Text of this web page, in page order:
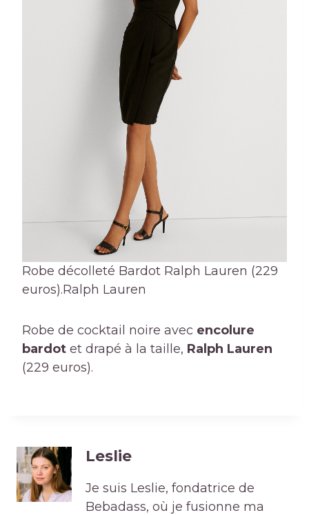
Robe décolleté Bardot Ralph Lauren (229
euros).Ralph Lauren
Robe de cocktail noire avec encolure
bardot et drapé à la taille, Ralph Lauren
(229 euros).
Leslie
Je suis Leslie, fondatrice de
Bebadass, où je fusionne ma